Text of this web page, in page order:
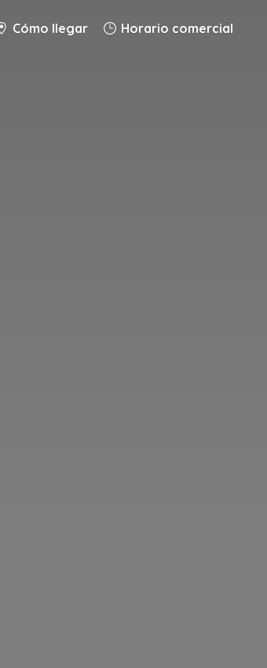
Cómo llegar Horario comercial